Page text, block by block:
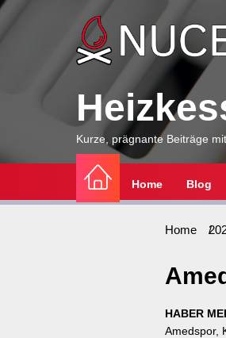
Skip
Kurze, prägnante Beiträge
Home Blog
Home
HABER
Amedspor,